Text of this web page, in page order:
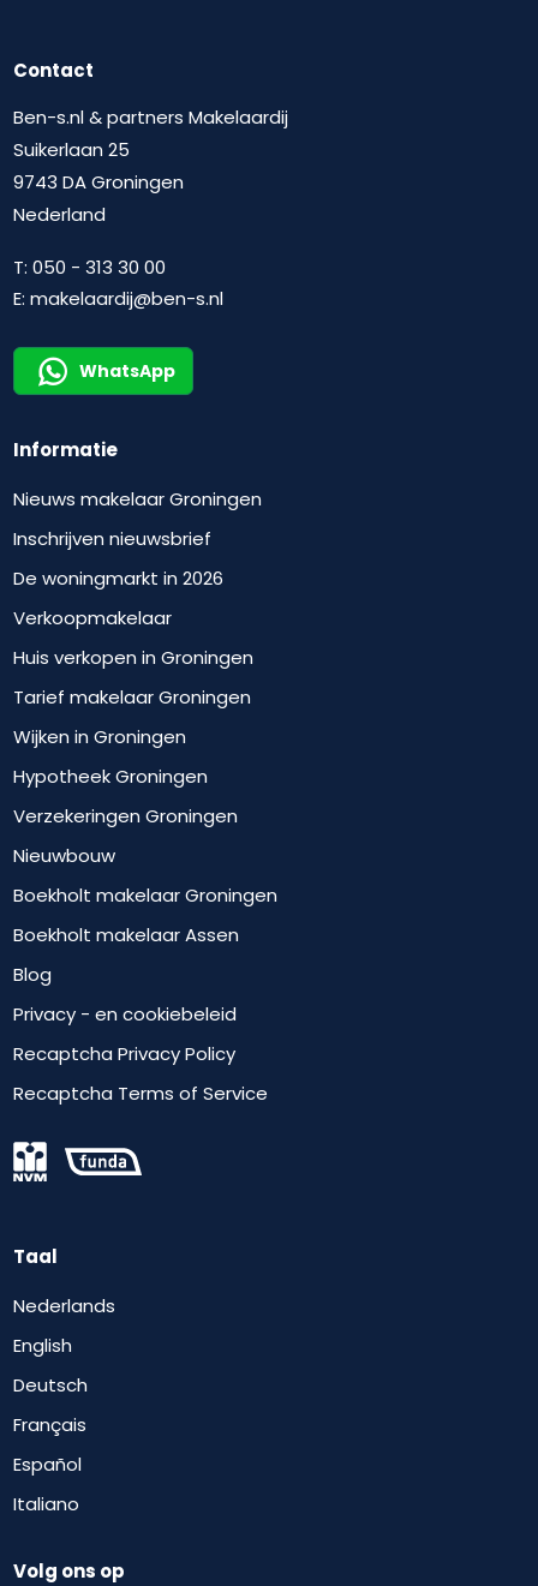
Contact
Ben-s.nl & partners Makelaardij
Suikerlaan 25
9743 DA Groningen
Nederland
T:050 - 313 30 00
E:makelaardij@ben-s.nl
WhatsApp
Informatie
Nieuws makelaar Groningen
Inschrijven nieuwsbrief
De woningmarkt in 2026
Verkoopmakelaar
Huis verkopen in Groningen
Tarief makelaar Groningen
Wijken in Groningen
Hypotheek Groningen
Verzekeringen Groningen
Nieuwbouw
Boekholt makelaar Groningen
Boekholt makelaar Assen
Blog
Privacy - en cookiebeleid
Recaptcha Privacy Policy
Recaptcha Terms of Service
Taal
Nederlands
English
Deutsch
Français
Español
Italiano
Volg ons op